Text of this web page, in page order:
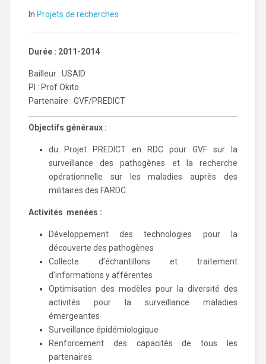
In Projets de recherches
Durée : 2011-2014
Bailleur : USAID
PI : Prof Okito
Partenaire : GVF/PREDICT
Objectifs généraux :
du Projet PREDICT en RDC pour GVF sur la
surveillance des pathogènes et la recherche
opérationnelle sur les maladies auprès des
militaires des FARDC.
Activités menées :
Développement des technologies pour la
découverte des pathogènes
Collecte d’échantillons et traitement
d’informations y afférentes
Optimisation des modèles pour la diversité des
activités pour la surveillance maladies
émergeantes
Surveillance épidémiologique
Renforcement des capacités de tous les
partenaires.